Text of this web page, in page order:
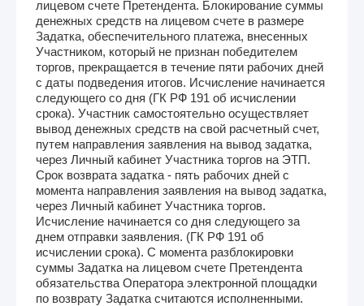
лицевом счете Претендента. Блокирование суммы
денежных средств на лицевом счете в размере
Задатка, обеспечительного платежа, внесенных
Участником, который не признан победителем
торгов, прекращается в течение пяти рабочих дней
с даты подведения итогов. Исчисление начинается
следующего со дня (ГК РФ 191 об исчислении
срока). Участник самостоятельно осуществляет
вывод денежных средств на свой расчетный счет,
путем направления заявления на вывод задатка,
через Личный кабинет Участника торгов на ЭТП.
Срок возврата задатка - пять рабочих дней с
момента направления заявления на вывод задатка,
через Личный кабинет Участника торгов.
Исчисление начинается со дня следующего за
днем отправки заявления. (ГК РФ 191 об
исчислении срока). С момента разблокировки
суммы Задатка на лицевом счете Претендента
обязательства Оператора электронной площадки
по возврату Задатка считаются исполненными.